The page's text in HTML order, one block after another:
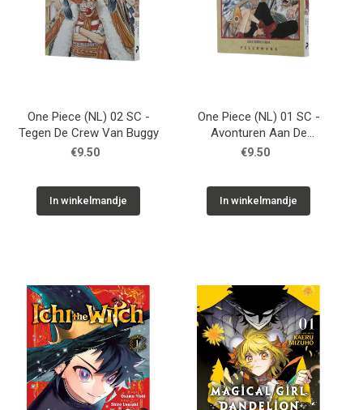
One Piece (NL) 02 SC -
Tegen De Crew Van Buggy
€9.50
In winkelmandje
One Piece (NL) 01 SC -
Avonturen Aan De
Horizon
€9.50
In winkelmandje